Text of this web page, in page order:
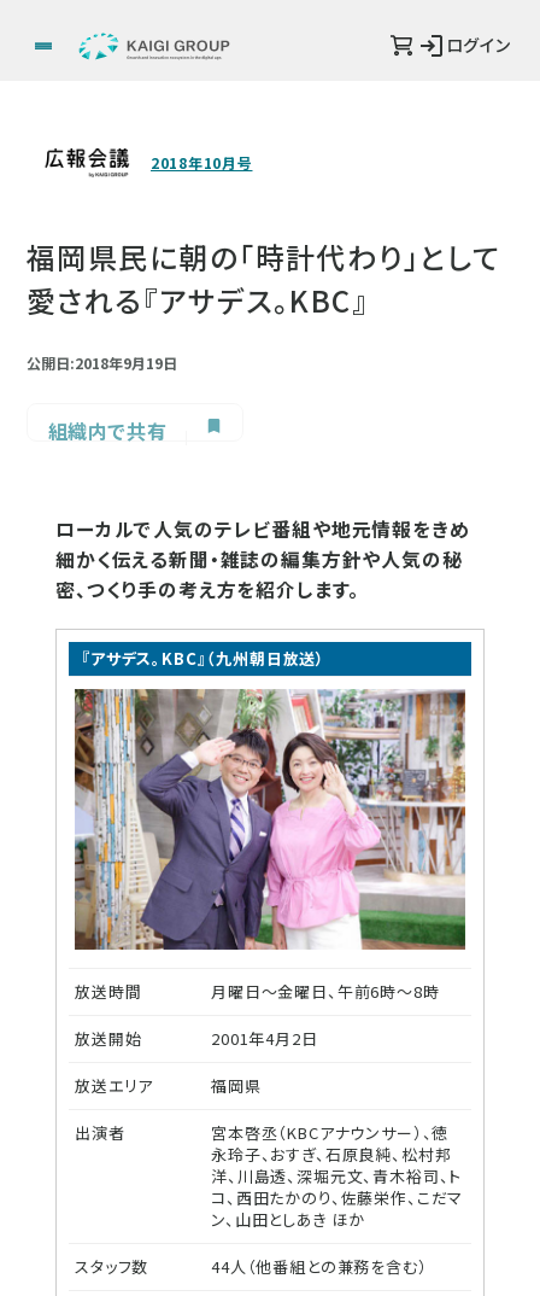
ログイン
2018年10月号
福岡県民に朝の「時計代わり」として
愛される『アサデス。KBC』
公開日:2018年9月19日
組織内で共有
ローカルで人気のテレビ番組や地元情報をきめ
細かく伝える新聞・雑誌の編集方針や人気の秘
密、つくり手の考え方を紹介します。
『アサデス。KBC』（九州朝日放送）
放送時間 月曜日～金曜日、午前6時～8時
放送開始 2001年4月2日
放送エリア 福岡県
出演者
宮本啓丞（KBCアナウンサー）、徳
永玲子、おすぎ、石原良純、松村邦
洋、川島透、深堀元文、青木裕司、ト
コ、西田たかのり、佐藤栄作、こだマ
ン、山田としあき ほか
スタッフ数 44人（他番組との兼務を含む）